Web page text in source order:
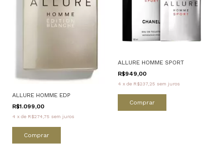
ALLURE HOMME EDP
R$1.099,00
4 x de R$274,75 sem juros
Comprar
ALLURE HOMME SPORT
R$949,00
4 x de R$237,25 sem juros
Comprar